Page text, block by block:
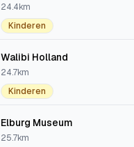
24.4km
Kinderen
Walibi Holland
24.7km
Kinderen
Elburg Museum
25.7km